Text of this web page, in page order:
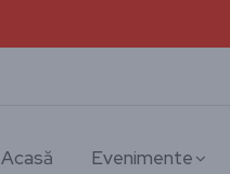
Acasă Evenimente